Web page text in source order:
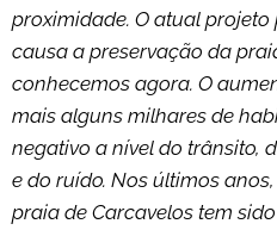
proximidade. O atual
causa a preservação da
conhecemos agora. O
mais alguns milhares de
negativo a nível do trânsito,
e do ruído. Nos últimos
praia de Carcavelos tem